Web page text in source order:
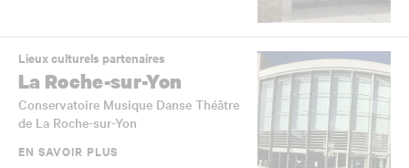
Lieux culturels partenaires
La Roche-sur-Yon
Conservatoire Musique Danse Théâtre
de La Roche-sur-Yon
EN SAVOIR PLUS